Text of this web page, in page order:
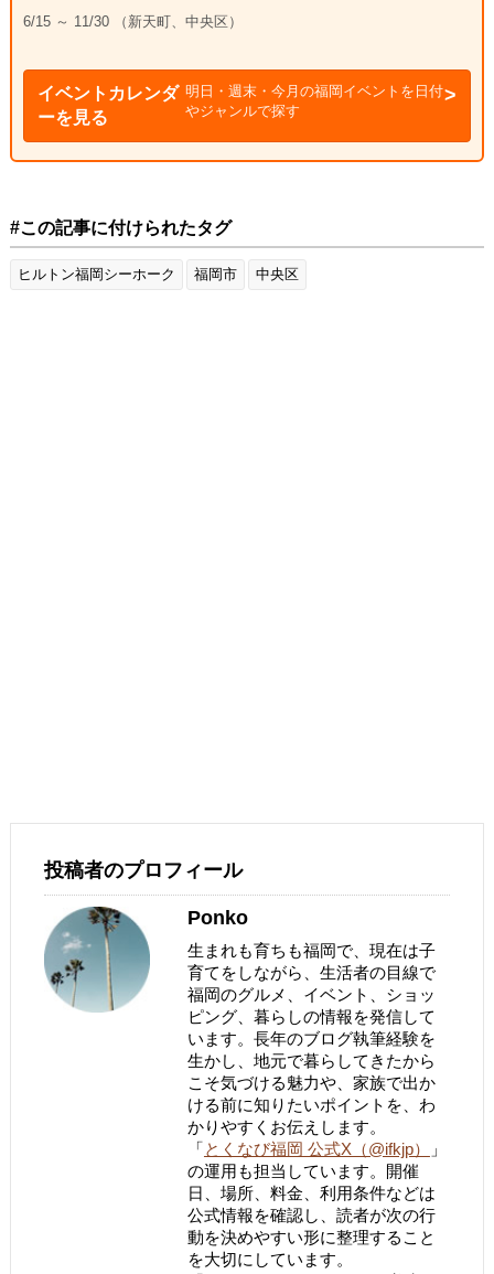
6/15 ～ 11/30 （新天町、中央区）
イベントカレンダ
ーを見る
明日・週末・今月の福岡イベントを日付
やジャンルで探す
#この記事に付けられたタグ
ヒルトン福岡シーホーク 福岡市 中央区
投稿者のプロフィール
Ponko
生まれも育ちも福岡で、現在は子
育てをしながら、生活者の目線で
福岡のグルメ、イベント、ショッ
ピング、暮らしの情報を発信して
います。長年のブログ執筆経験を
生かし、地元で暮らしてきたから
こそ気づける魅力や、家族で出か
ける前に知りたいポイントを、わ
かりやすくお伝えします。
「とくなび福岡 公式X（@ifkjp）
」
の運用も担当しています。開催
日、場所、料金、利用条件などは
公式情報を確認し、読者が次の行
動を決めやすい形に整理すること
を大切にしています。